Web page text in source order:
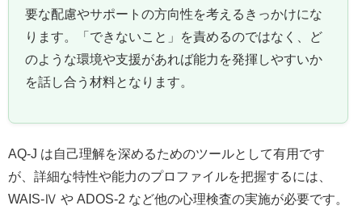
要な配慮やサポートの方向性を考えるきっかけにな
ります。「できないこと」を責めるのではなく、ど
のような環境や支援があれば能力を発揮しやすいか
を話し合う材料となります。
AQ‑J は自己理解を深めるためのツールとして有用です
が、詳細な特性や能力のプロファイルを把握するには、
WAIS‑Ⅳ や ADOS‑2 など他の心理検査の実施が必要です。